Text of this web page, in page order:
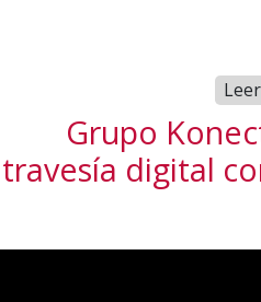
Grupo
travesía digital